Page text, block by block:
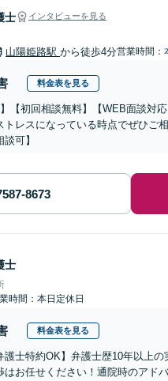
士 インタビューを見る
山陽姫路駅 から徒歩4分営業時間：
料金表を見る
】【初回相談無料】【WEB面談対
トレスになっている時点でぜひご
可】
士
時間：本日定休日
料金表を見る
護士特約OK】弁護士歴10年以上
はお任せください！通院時のアド